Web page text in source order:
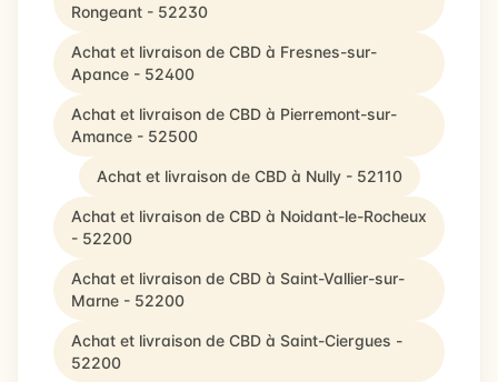
Rongeant - 52230
Achat et livraison de CBD à Fresnes-sur-
Apance - 52400
Achat et livraison de CBD à Pierremont-sur-
Amance - 52500
Achat et livraison de CBD à Nully - 52110
Achat et livraison de CBD à Noidant-le-Rocheux
- 52200
Achat et livraison de CBD à Saint-Vallier-sur-
Marne - 52200
Achat et livraison de CBD à Saint-Ciergues -
52200